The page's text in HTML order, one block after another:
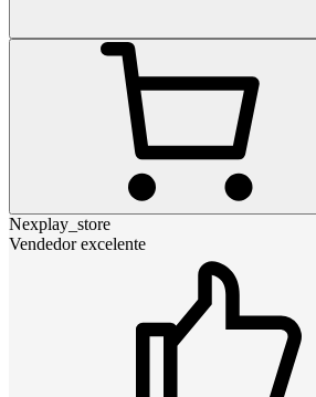
Nexplay_store
Vendedor excelente